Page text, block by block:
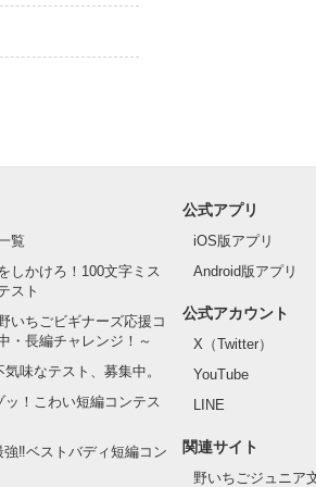
覧
しかけろ！100文字ミス
スト
いちごビギナーズ応援コ
・長編チャレンジ！～
味なテスト、募集中。
ッ！こわい短編コンテス
強‼ベストバディ短編コン
公式アプリ
iOS版アプリ
Android版アプリ
公式アカウント
X（Twitter）
YouTube
LINE
関連サイト
野いちごジュニア